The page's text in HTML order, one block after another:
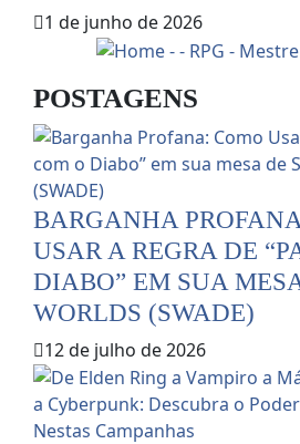
1 de junho de 2026
POSTAGENS
BARGANHA
USAR A REGRA DE
DIABO” EM SUA
WORLDS (SWADE)
12 de julho de 2026